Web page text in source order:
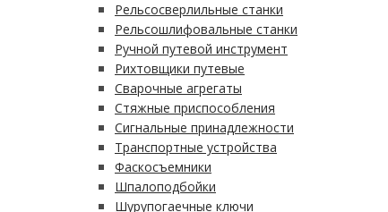
Рельсосверлильные станки
Рельсошлифовальные станки
Ручной путевой инструмент
Рихтовщики путевые
Сварочные агрегаты
Стяжные приспособления
Сигнальные принадлежности
Транспортные устройства
Фаскосъемники
Шпалоподбойки
Шурупогаечные ключи